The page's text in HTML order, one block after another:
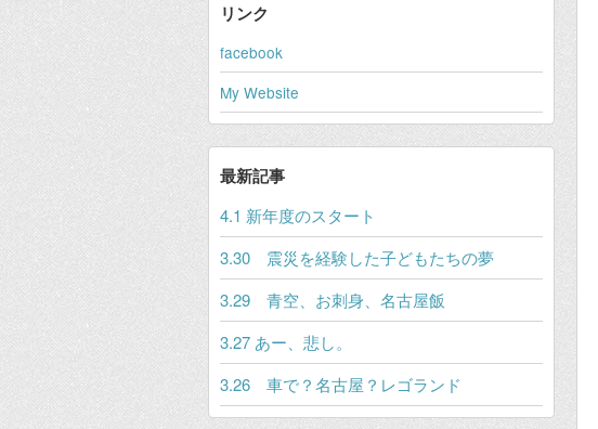
リンク
facebook
My Website
最新記事
4.1 新年度のスタート
3.30 震災を経験した子どもたちの夢
3.29 青空、お刺身、名古屋飯
3.27 あー、悲し。
3.26 車で？名古屋？レゴランド